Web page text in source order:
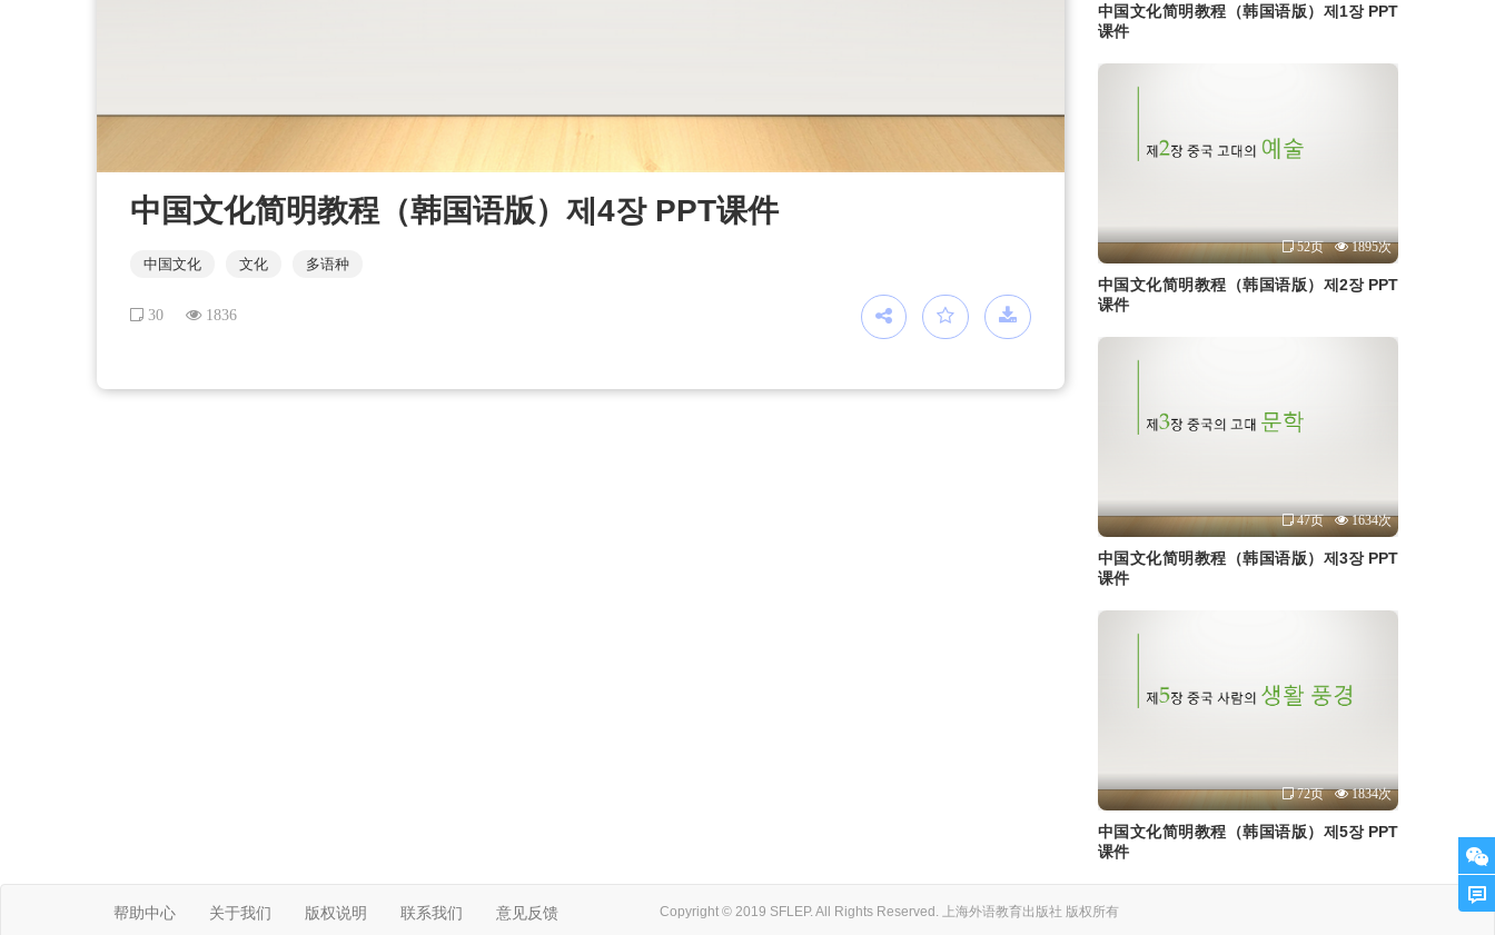
中国文化简明教程（韩国语版）제4장 PPT课件
中国文化 文化 多语种
30 1836
中国文化简明教程（韩国语版）제1장 PPT
课件
52页 1895次
中国文化简明教程（韩国语版）제2장 PPT
课件
47页 1634次
中国文化简明教程（韩国语版）제3장 PPT
课件
72页 1834次
中国文化简明教程（韩国语版）제5장 PPT
课件
帮助中心 关于我们 版权说明 联系我们 意见反馈 Copyright © 2019 SFLEP. All Rights Reserved. 上海外语教育出版社 版权所有